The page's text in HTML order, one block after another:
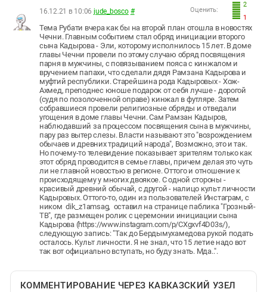
2
1
Оценить:
16.12.21 в 10:06 jude_bosco #
Тема Рубати вчера как бы на второй план отошла в новостях
Чечни. Главным событием стал обряд инициации второго
сына Кадырова - Эли, которому исполнилось 15 лет. В доме
главы Чечни провели по этому случаю обряд посвящения
парня в мужчины, с повязыванием пояса с кинжалом и
вручением папахи, что сделали дядя Рамзана Кадырова и
муфтий республики. Старейшина рода Кадыровых - Хож-
Ахмед, преподнес юноше подарок от себя лучше - дорогой
(судя по позолоченной оправе) кинжал в футляре. Затем
собравшиеся провели религиозные обряды и отведали
угощения в доме главы Чечни. Сам Рамзан Кадыров,
наблюдавший за процессом посвящения сына в мужчины,
пару раз вытер слезы. Власти называют это "возрождением
обычаев и древних традиций народа", Возможно, это и так.
Но почему-то телевидение показывает зрителям только как
этот обряд проводится в семье главы, причем делая это чуть
ли не главной новостью в регионе. Оттого и отношение к
происходящему у многих двоякое. С одной стороны -
красивый древний обычай, с другой - налицо культ личности
Кадыровых. Оттого-то, один из пользователей Инстаграм, с
ником dik_z1amsag, оставил на странице паблика "Грозный-
ТВ", где размещен ролик с церемонии инициации сына
Кадырова (https://www.instagram.com/p/CXgxvf4D03s/),
следующую запись: "Так до Бердымухамедова рукой подать
осталось. Культ личности. Я не знал, что 15 летие надо вот
так вот официально вступать, но буду знать. Мда..".
КОММЕНТИРОВАНИЕ ЧЕРЕЗ КАВКАЗСКИЙ УЗЕЛ